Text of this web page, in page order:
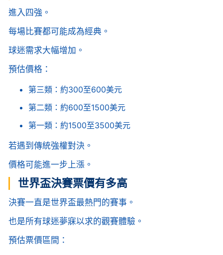
進入四強。
每場比賽都可能成為經典。
球迷需求大幅增加。
預估價格：
第三類：約300至600美元
第二類：約600至1500美元
第一類：約1500至3500美元
若遇到傳統強權對決。
價格可能進一步上漲。
世界盃決賽票價有多高
決賽一直是世界盃最熱門的賽事。
也是所有球迷夢寐以求的觀賽體驗。
預估票價區間：